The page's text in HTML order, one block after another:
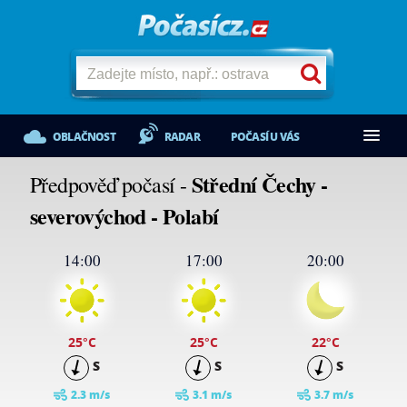
OBLAČNOST RADAR POČASÍ U VÁS
Předpověď počasí -Střední Čechy -
severovýchod - Polabí
14:00
25°C
S
2.3 m/s
17:00
25°C
S
3.1 m/s
20:00
22°C
S
3.7 m/s